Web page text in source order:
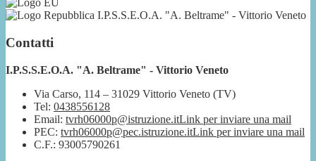
I.P.S.S.E.O.A. "A. Beltrame" - Vittorio Veneto
Contatti
I.P.S.S.E.O.A. "A. Beltrame" - Vittorio Veneto
Via Carso, 114 – 31029 Vittorio Veneto (TV)
Tel: 0438556128
Email: tvrh06000p@istruzione.itLink per inviare una mail
PEC: tvrh06000p@pec.istruzione.itLink per inviare una mail
C.F.: 93005790261